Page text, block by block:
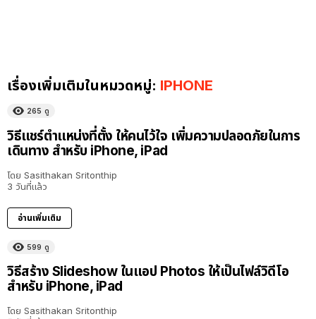
เรื่องเพิ่มเติมในหมวดหมู่: IPHONE
265 ดู
วิธีแชร์ตำแหน่งที่ตั้ง ให้คนไว้ใจ เพิ่มความปลอดภัยในการ
เดินทาง สำหรับ iPhone, iPad
โดย Sasithakan Sritonthip
3 วันที่แล้ว
อ่านเพิ่มเติม
599 ดู
วิธีสร้าง Slideshow ในแอป Photos ให้เป็นไฟล์วิดีโอ
สำหรับ iPhone, iPad
โดย Sasithakan Sritonthip